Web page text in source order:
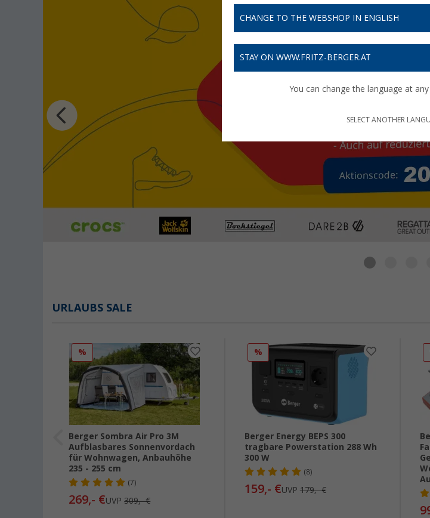
URLAUBS SALE
%
Berger Sombra Air Pro 3M
Aufblasbares Sonnenvordach
für Wohnwagen, Anbauhöhe
235 - 255 cm
(7)
269,- €UVP309,- €
%
Berger Energy BEPS 300
tragbare Powerstation 288 Wh
300 W
(8)
159,- €UVP 179,- €
CHANGE TO THE WEBSHOP IN ENGLISH
STAY ON WWW.FRITZ-BERGER.AT
You can change the language at
SELECT ANOTHER